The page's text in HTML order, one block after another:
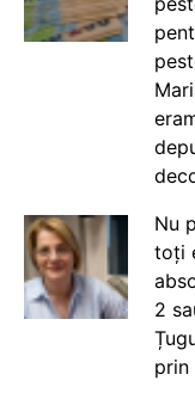
Nu
toți
2
prin